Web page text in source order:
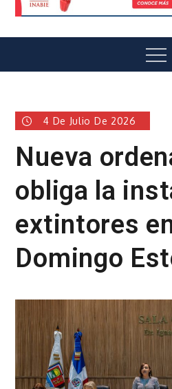
Menu
4 De Julio De 2026
Nueva
obliga la
extintores
Domingo